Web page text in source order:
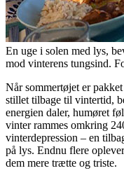
En uge i solen med lys,
mod vinterens tungsind.
Når sommertøjet er
stillet tilbage til vintertid,
energien daler, humøret
vinter rammes omkring
vinterdepression – en
på lys. Endnu flere
dem mere trætte og triste.